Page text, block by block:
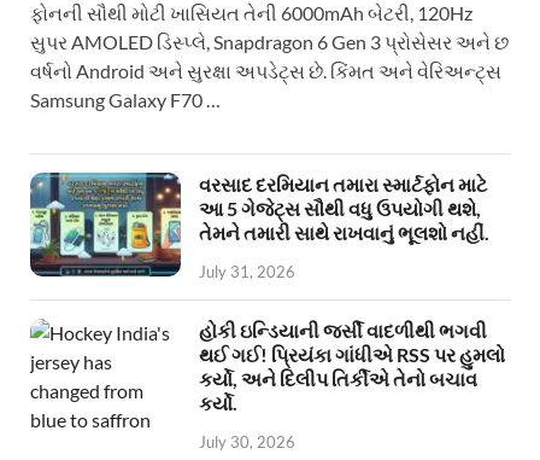
ફોનની સૌથી મોટી ખાસિયત તેની 6000mAh બેટરી, 120Hz
સુપર AMOLED ડિસ્પ્લે, Snapdragon 6 Gen 3 પ્રોસેસર અને છ
વર્ષનો Android અને સુરક્ષા અપડેટ્સ છે. કિંમત અને વેરિઅન્ટ્સ
Samsung Galaxy F70 …
વરસાદ દરમિયાન તમારા સ્માર્ટફોન માટે
આ 5 ગેજેટ્સ સૌથી વધુ ઉપયોગી થશે,
તેમને તમારી સાથે રાખવાનું ભૂલશો નહીં.
July 31, 2026
હોકી ઇન્ડિયાની જર્સી વાદળીથી ભગવી
થઈ ગઈ! પ્રિયંકા ગાંધીએ RSS પર હુમલો
કર્યો, અને દિલીપ તિર્કીએ તેનો બચાવ
કર્યો.
July 30, 2026